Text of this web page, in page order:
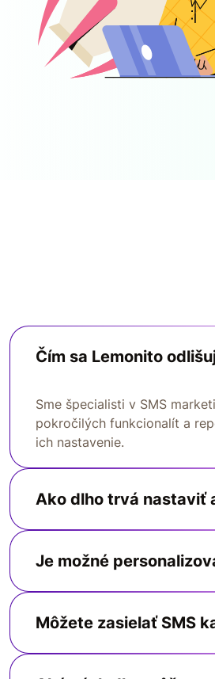
Čím sa Lemonito
Sme špecialisti v SMS
pokročilých funkcionalít a
ich nastavenie.
Ako dlho trvá nastaviť
Je možné
Môžete zasielať SMS